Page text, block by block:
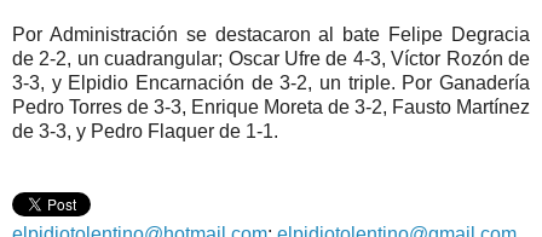
Por Administración se destacaron al bate Felipe Degracia
de 2-2, un cuadrangular; Oscar Ufre de 4-3, Víctor Rozón de
3-3, y Elpidio Encarnación de 3-2, un triple. Por Ganadería
Pedro Torres de 3-3, Enrique Moreta de 3-2, Fausto Martínez
de 3-3, y Pedro Flaquer de 1-1.